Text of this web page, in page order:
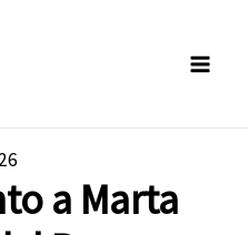
a Marta